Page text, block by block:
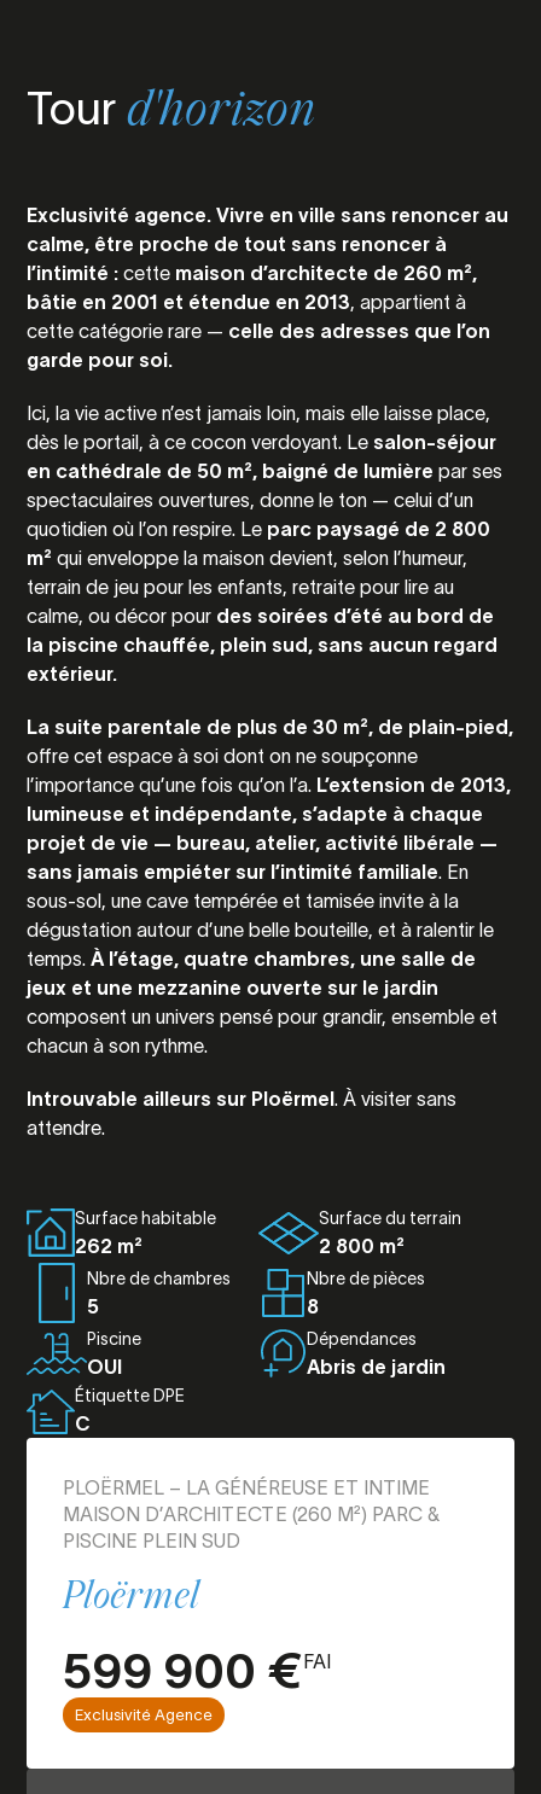
Tourd'horizon
Exclusivité agence.Vivre en ville sans renoncer au
calme, être proche de tout sans renoncer à
l’intimité : cette maison d’architecte de 260 m²,
bâtie en 2001 et étendue en 2013, appartient à
cette catégorie rare — celle des adresses que l’on
garde pour soi.
Ici, la vie active n’est jamais loin, mais elle laisse place,
dès le portail, à ce cocon verdoyant. Lesalon-séjour
en cathédrale de 50 m², baigné de lumière par ses
spectaculaires ouvertures, donne le ton — celui d’un
quotidien où l’on respire. Le parc paysagé de 2 800
m² qui enveloppe la maison devient, selon l’humeur,
terrain de jeu pour les enfants, retraite pour lire au
calme, ou décor pour des soirées d’été au bord de
la piscine chauffée, plein sud, sans aucun regard
extérieur.
La suite parentale de plus de 30 m², de plain-pied,
offre cet espace à soi dont on ne soupçonne
l’importance qu’une fois qu’on l’a. L’extension de 2013,
lumineuse et indépendante, s’adapte à chaque
projet de vie — bureau, atelier, activité libérale —
sans jamais empiéter sur l’intimité familiale. En
sous-sol, une cave tempérée et tamisée invite à la
dégustation autour d’une belle bouteille, et à ralentir le
temps.À l’étage, quatre chambres, une salle de
jeux et une mezzanine ouverte sur le jardin
composent un univers pensé pour grandir, ensemble et
chacun à son rythme.
Introuvable ailleurs sur Ploërmel. À visiter sans
attendre.
Surface habitable
262 m²
Surface du terrain
2 800 m²
Nbre de chambres
5
Nbre de pièces
8
Piscine
OUI
Dépendances
Abris de jardin
Étiquette DPE
C
PLOËRMEL – LA GÉNÉREUSE ET INTIME
MAISON D’ARCHITECTE (260 M²) PARC &
PISCINE PLEIN SUD
Ploërmel
599 900 €FAI
Exclusivité Agence